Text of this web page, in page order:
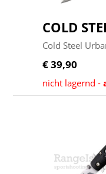
COLD
Cold Steel
€ 39,90
nicht lagernd -